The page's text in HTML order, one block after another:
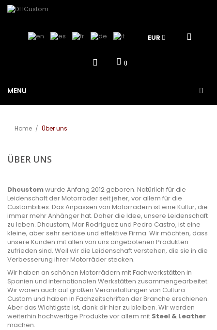
EUR
0
MENU
Home / Über uns
ÜBER UNS
Dhcustomwurde Anfang 2012 geboren. Natürlich für die
Leidenschaft der Motorräder seit jeher, vor allem für die
Custombikes. Das Anpassen von Motorrädern ist eine Kultur, die
immer mehr Anhänger hat. Daher die Idee, unsere Leidenschaft
zu leben. Dhcustom, Mar Rodriguez und Pedro Castro, ist eine
kleine, aber sehr seriöse und effektive Firma. Wir möchten, dass
unsere Kunden mit allen von uns angebotenen Produkten
zufrieden sind. Weil wir die Leidenschaft verstehen, die sie in die
Verbesserung ihrer Motorräder stecken.
Wir haben an schönen Motorrädern mit Fachwerkstätten in
Spanien und internationalen Werkstätten zusammengearbeitet.
Wir waren auch auf großen Veranstaltungen von Cultura
Custom und haben in Fachzeitschriften der Branche erschienen.
Aber das Wichtigste ist, dank dir hier zu bleiben. Wir werden
weiterhin hochwertige Produkte vor allem mit Steel & Leather
machen.